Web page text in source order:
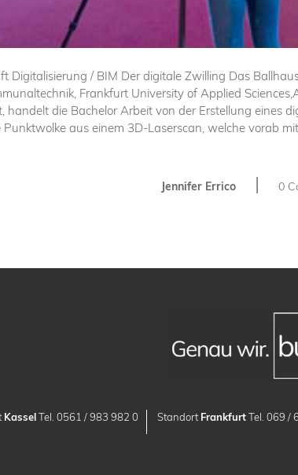
Digitalisierung / BIM Der digitale Zwilling Das
Frankfurt University of Applied
handelt die Bachelor Arbeit von der Erstellung eines
aus einem 3D-Laserscan, welche vorab
Jennifer Errico | 0
KasselTel. 0561 / 983 982 0 Standort FrankfurtTel. 069 /